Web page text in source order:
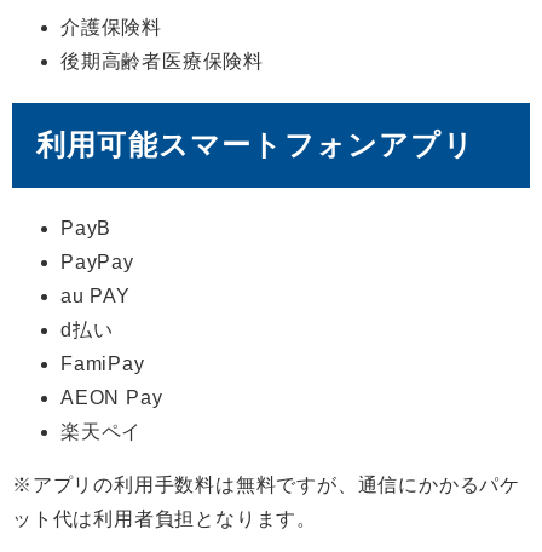
介護保険料
後期高齢者医療保険料
利用可能スマートフォンアプリ
PayB
PayPay
au PAY
d払い
FamiPay
AEON Pay
楽天ペイ
※アプリの利用手数料は無料ですが、通信にかかるパケ
ット代は利用者負担となります。